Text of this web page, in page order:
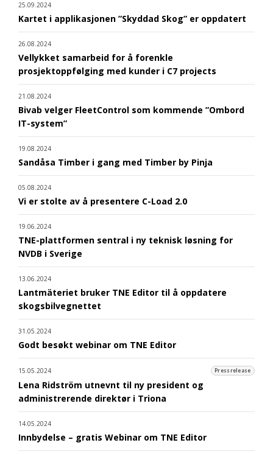
25.09.2024
Kartet i applikasjonen ”Skyddad Skog” er oppdatert
26.08.2024
Vellykket samarbeid for å forenkle
prosjektoppfølging med kunder i C7 projects
21.08.2024
Bivab velger FleetControl som kommende ”Ombord
IT-system”
19.08.2024
Sandåsa Timber i gang med Timber by Pinja
05.08.2024
Vi er stolte av å presentere C-Load 2.0
19.06.2024
TNE-plattformen sentral i ny teknisk løsning for
NVDB i Sverige
13.06.2024
Lantmäteriet bruker TNE Editor til å oppdatere
skogsbilvegnettet
31.05.2024
Godt besøkt webinar om TNE Editor
15.05.2024 Pressrelease
Lena Ridström utnevnt til ny president og
administrerende direktør i Triona
14.05.2024
Innbydelse – gratis Webinar om TNE Editor